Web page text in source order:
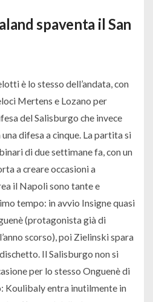
spaventa il San
è lo stesso dell’andata, con
Mertens e Lozano per
del Salisburgo che invece
difesa a cinque. La partita si
di due settimane fa, con un
a creare occasioni a
il Napoli sono tante e
tempo: in avvio Insigne quasi
(protagonista già di
scorso), poi Zielinski spara
Il Salisburgo non si
per lo stesso Onguenè di
Koulibaly entra inutilmente in